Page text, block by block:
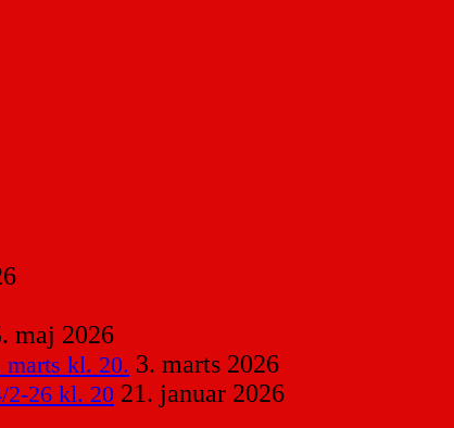
maj 2026
kl. 20. 3. marts 2026
2-26 kl. 20 21. januar 2026